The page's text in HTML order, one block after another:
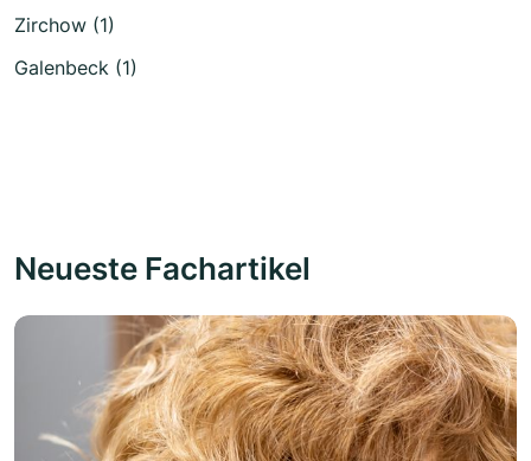
Zirchow (1)
Galenbeck (1)
Neueste Fachartikel